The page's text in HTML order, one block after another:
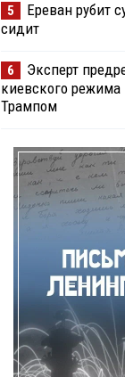
5
Ереван рубит
сидит
6
Эксперт
киевского режима
Трампом